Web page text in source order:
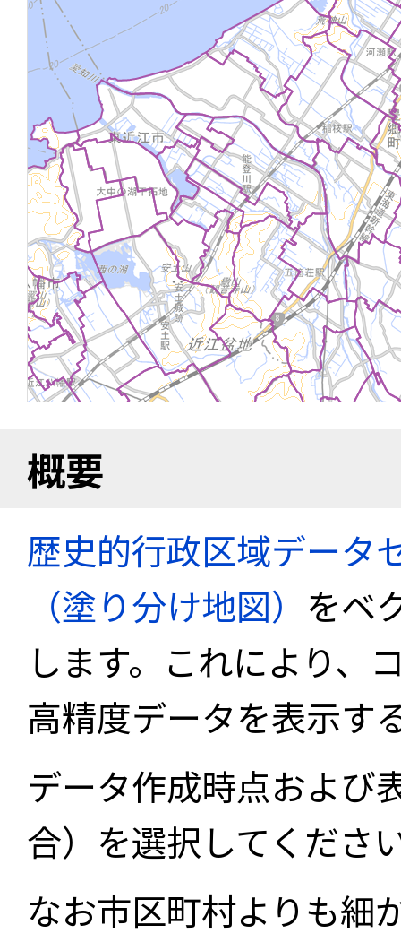
概要
歴史的行政区域データ
（塗り分け地図） をベ
します。これにより、
高精度データを表示す
データ作成時点および
合）を選択してくださ
なお市区町村よりも細